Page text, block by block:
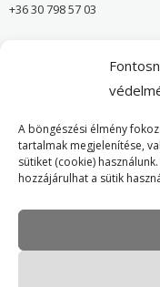
A böngészési élmény
tartalmak megjelenítése,
sütiket (cookie)
hozzájárulhat a sütik
+36 30 798 57 03
Önvédelmi Bolt –
Adatvédelmi
Cookie Policy